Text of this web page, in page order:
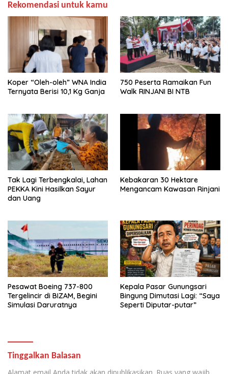
Rekomendasi untuk kamu
Koper “Oleh-oleh” WNA India
Ternyata Berisi 10,1 Kg Ganja
750 Peserta Ramaikan Fun
Walk RINJANI BI NTB
Tak Lagi Terbengkalai, Lahan
PEKKA Kini Hasilkan Sayur
dan Uang
Kebakaran 30 Hektare
Mengancam Kawasan Rinjani
Pesawat Boeing 737-800
Tergelincir di BIZAM, Begini
Simulasi Daruratnya
Kepala Pasar Gunungsari
Bingung Dimutasi Lagi: “Saya
Seperti Diputar-putar”
Tinggalkan Balasan
Alamat email Anda tidak akan dipublikasikan. Ruas yang wajib